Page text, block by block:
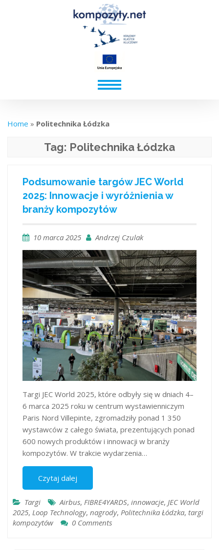
Home » Politechnika Łódzka​
Tag: Politechnika Łódzka​
Podsumowanie targów JEC World
2025: Innowacje i wyróżnienia w
branży kompozytów​
10 marca 2025 Andrzej Czulak
​Targi JEC World 2025, które odbyły się w dniach 4–
6 marca 2025 roku w centrum wystawienniczym
Paris Nord Villepinte, zgromadziły ponad 1 350
wystawców z całego świata, prezentujących ponad
600 nowych produktów i innowacji w branży
kompozytów.​ W trakcie wydarzenia…
Czytaj dalej
Targi Airbus, FIBRE4YARDS, innowacje, JEC World
2025, Loop Technology, nagrody, Politechnika Łódzka​, targi
kompozytów
0 Comments